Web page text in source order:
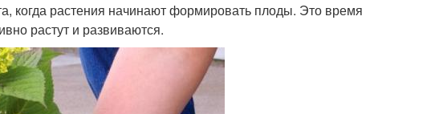
когда растения начинают формировать плоды. Это время
растут и развиваются.